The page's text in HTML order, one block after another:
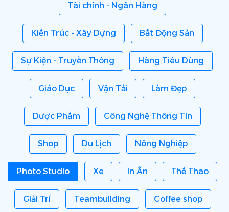
Tài chính - Ngân Hàng
Kiến Trúc - Xây Dựng Bất Động Sản
Sự Kiện - Truyền Thông Hàng Tiêu Dùng
Giáo Dục Vận Tải Làm Đẹp
Dược Phẩm Công Nghệ Thông Tin
Shop Du Lịch Nông Nghiệp
Photo Studio Xe In Ấn Thể Thao
Giải Trí Teambuilding Coffee shop